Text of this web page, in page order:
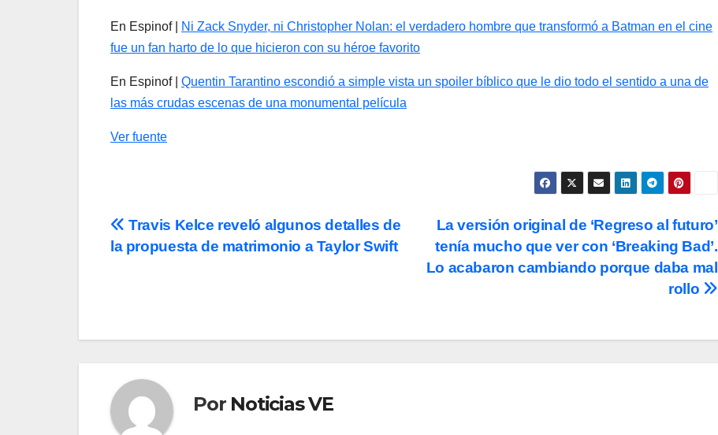
En Espinof |
Ni Zack Snyder, ni Christopher Nolan: el verdadero hombre que transformó a Batman en el cine
fue un fan harto de lo que hicieron con su héroe favorito
En Espinof | Quentin Tarantino escondió a simple vista un spoiler bíblico que le dio todo el sentido a una de
las más crudas escenas de una monumental película
Ver fuente
Navegación
de
La versión original de ‘Regreso al futuro’
tenía mucho que ver con ‘Breaking Bad’.
Lo acabaron cambiando porque daba mal
rollo
Travis Kelce reveló algunos detalles de
la propuesta de matrimonio a Taylor Swift
Por Noticias VE